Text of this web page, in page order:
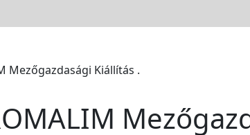
Mezőgazdasági Kiállítás .